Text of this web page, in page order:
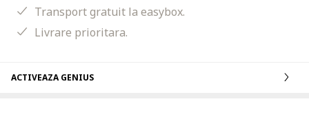
Transport gratuit la easybox.
Livrare prioritara.
ACTIVEAZA GENIUS